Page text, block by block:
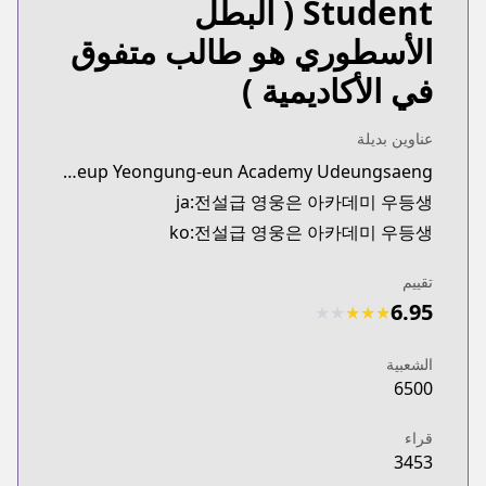
Student ( البطل
الأسطوري هو طالب متفوق
في الأكاديمية )
عناوين بديلة
synonyms:Jeonseol-geup Yeongung-eun Academy Udeungsaeng
ja:전설급 영웅은 아카데미 우등생
ko:전설급 영웅은 아카데미 우등생
تقييم
6.95
★
★
★
الشعبية
6500
قراء
3453